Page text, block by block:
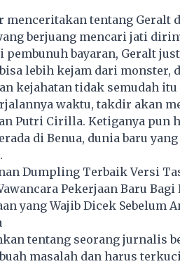
menceritakan tentang Geralt
berjuang mencari jati
pembunuh bayaran, Geralt
lebih kejam dari monster,
kejahatan tidak semudah
waktu, takdir akan
Putri Cirilla. Ketiganya pun
di Benua, dunia baru
Dumpling Terbaik Versi
Pekerjaan Baru Bagi
yang Wajib Dicek Sebelum
tentang seorang jurnalis
masalah dan harus